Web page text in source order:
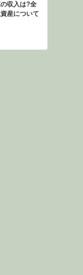
収入は?全
産について